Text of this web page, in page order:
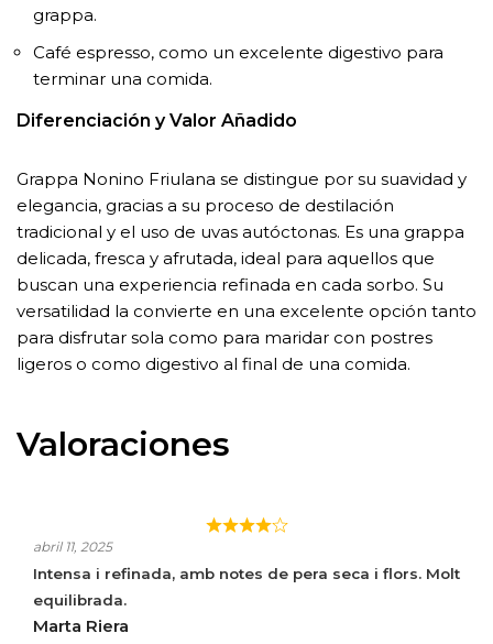
grappa.
Café espresso, como un excelente digestivo para
terminar una comida.
Diferenciación y Valor Añadido
Grappa Nonino Friulana se distingue por su suavidad y
elegancia, gracias a su proceso de destilación
tradicional y el uso de uvas autóctonas. Es una grappa
delicada, fresca y afrutada, ideal para aquellos que
buscan una experiencia refinada en cada sorbo. Su
versatilidad la convierte en una excelente opción tanto
para disfrutar sola como para maridar con postres
ligeros o como digestivo al final de una comida.
Valoraciones
GRAPPA NONINO FRIULANA
abril 11, 2025
Intensa i refinada, amb notes de pera seca i flors. Molt
equilibrada.
Marta Riera